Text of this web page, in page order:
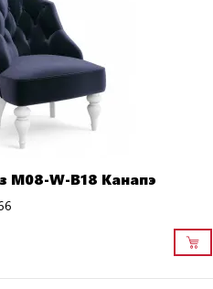
W-B18 Канапэ